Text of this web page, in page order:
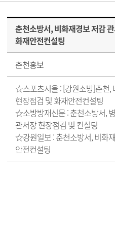
춘천소방서, 비화재경보 저감
화재안전컨설팅
춘천홍보
☆스포츠서울 :[강원소방]춘천,
현장점검 및 화재안전컨설팅
☆소방방재신문 :춘천소방서,
관서장 현장점검 및 컨설팅
☆강원일보 :춘천소방서, 비화
안전컨설팅